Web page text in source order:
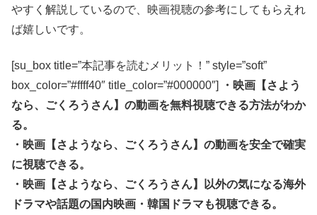
やすく解説しているので、映画視聴の参考にしてもらえれ
ば嬉しいです。
[su_box title=”本記事を読むメリット！” style=”soft”
box_color=”#ffff40″ title_color=”#000000″]
・映画【さよう
なら、ごくろうさん】の動画を無料視聴できる方法がわか
る。
・映画【さようなら、ごくろうさん】の動画を安全で確実
に視聴できる。
・映画【さようなら、ごくろうさん】以外の気になる海外
ドラマや話題の国内映画・韓国ドラマも視聴できる。